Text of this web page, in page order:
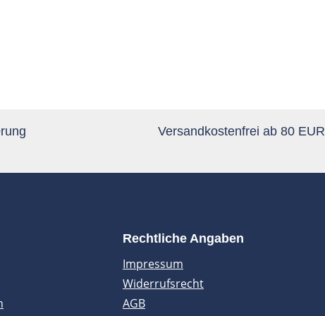
Versandkostenfrei ab 80 EUR
Rechtliche Angaben
Impressum
Widerrufsrecht
AGB